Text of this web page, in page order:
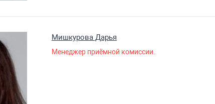
Мишкурова Дарья
Менеджер приёмной комиссии.